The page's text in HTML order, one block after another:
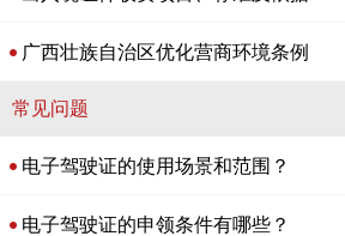
广西壮族自治区优化营商环境条例
常见问题
电子驾驶证的使用场景和范围？
电子驾驶证的申领条件有哪些？